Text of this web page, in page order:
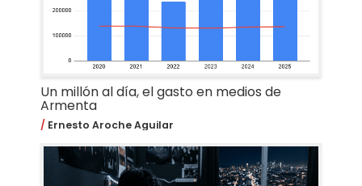
Un millón al día, el gasto en medios de
Armenta
Ernesto Aroche Aguilar